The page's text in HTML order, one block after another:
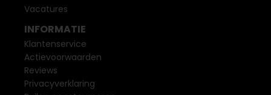
Vacatures
INFORMATIE
Klantenservice
Actievoorwaarden
Reviews
Privacyverklaring